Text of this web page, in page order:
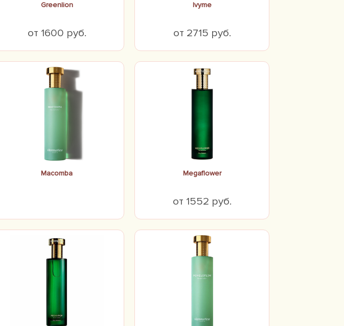
Greenlion
от 1600 руб.
Ivyme
от 2715 руб.
Macomba Megaflower
от 1552 руб.